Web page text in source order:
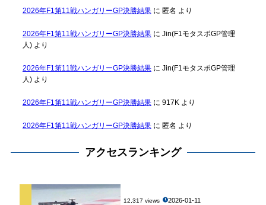
2026年F1第11戦ハンガリーGP決勝結果に 匿名 より
2026年F1第11戦ハンガリーGP決勝結果に Jin(F1モタスポGP管理
人)より
2026年F1第11戦ハンガリーGP決勝結果に Jin(F1モタスポGP管理
人)より
2026年F1第11戦ハンガリーGP決勝結果に 917Kより
2026年F1第11戦ハンガリーGP決勝結果に 匿名 より
アクセスランキング
12,317 views 2026-01-11